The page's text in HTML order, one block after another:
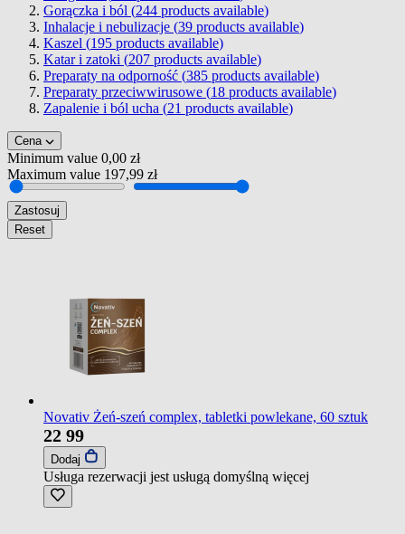
Gorączka i ból (244 products available)
Inhalacje i nebulizacje (39 products available)
Kaszel (195 products available)
Katar i zatoki (207 products available)
Preparaty na odporność (385 products available)
Preparaty przeciwwirusowe (18 products available)
Zapalenie i ból ucha (21 products available)
Cena
Minimum value 0,00 zł
Maximum value 197,99 zł
Zastosuj
Reset
Novativ Żeń-szeń complex, tabletki powlekane, 60 sztuk
22 99
Dodaj
Usługa rezerwacji jest usługą domyślną więcej